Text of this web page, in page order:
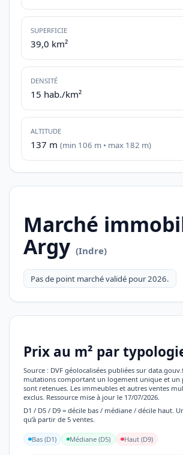
SUPERFICIE
39,0 km²
DENSITÉ
15 hab./km²
ALTITUDE
137 m (min 106 m • max 182 m)
Marché
Argy (Indre)
Pas de point marché validé pour 2026.
Prix au m² par
Source : DVF géolocalisées publiées sur
mutations comportant un logement unique et un
sont retenues. Les immeubles et autres ventes
exclus. Ressource mise à jour le 17/07/2026.
D1 / D5 / D9 = décile bas / médiane / décile haut.
qu’à partir de 5 ventes.
Bas (D1) Médiane (D5) Haut (D9)